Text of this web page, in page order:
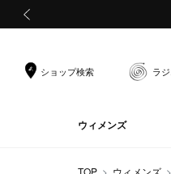
ショップ検索 ラ
ウィメンズ
TOP ウィメンズ